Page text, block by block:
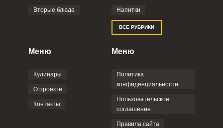
Вторые блюда Напитки
ВСЕ РУБРИКИ
Меню
Кулинары
О проекте
Контакты
Меню
Политика
конфиденциальности
Пользовательское
соглашение
Правила сайта